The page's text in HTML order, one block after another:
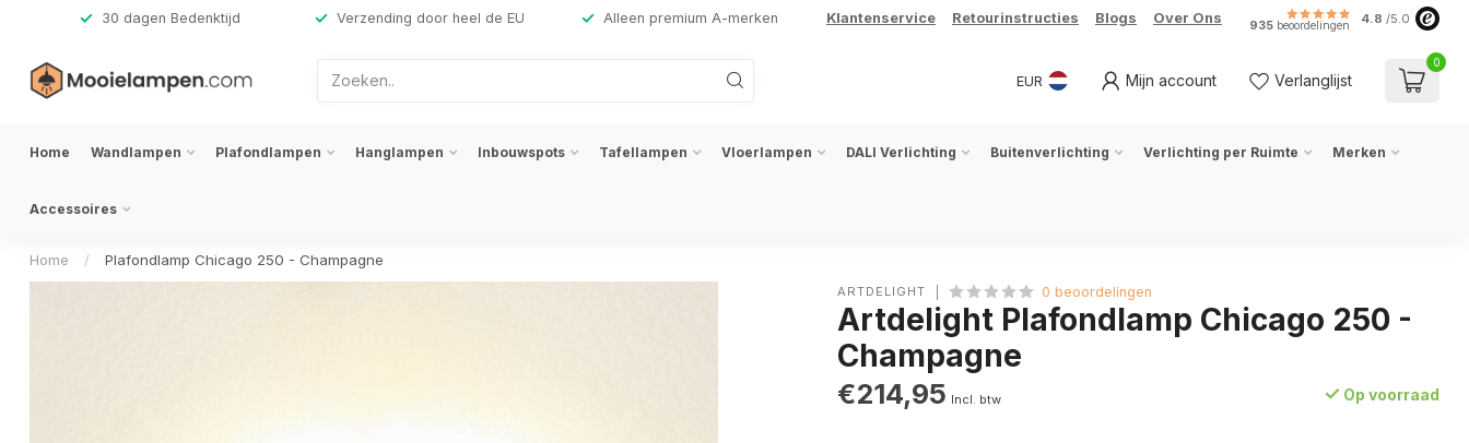
30 dagen Bedenktijd Verzending door heel de EU Alleen premium A-merken Klantenservice Retourinstructies Blogs Over Ons 935 beoordelingen 4.8 /5.0
EUR Mijn account Verlanglijst
0
Home Wandlampen Plafondlampen Hanglampen Inbouwspots Tafellampen Vloerlampen DALI Verlichting Buitenverlichting Verlichting per Ruimte Merken
Accessoires
Home / Plafondlamp Chicago 250 - Champagne
ARTDELIGHT 0 beoordelingen
Artdelight Plafondlamp Chicago 250 -
Champagne
€214,95 Incl. btw Op voorraad